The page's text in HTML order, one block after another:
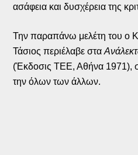
ασάφεια και δυσχέρεια της
Την παραπάνω μελέτη του ο
Τάσιος περιέλαβε στα
(Έκδοσις ΤΕΕ, Αθήνα 1971),
την όλων των άλλων.